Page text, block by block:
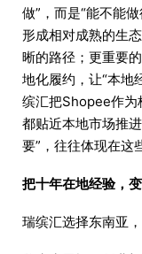
做”，而是“能不能
形成相对成熟的生
晰的路径；更重要
地化履约，让“本地
缤汇把Shopee作为
都贴近本地市场推
要”，往往体现在这
把十年在地经验，
瑞缤汇选择东南亚